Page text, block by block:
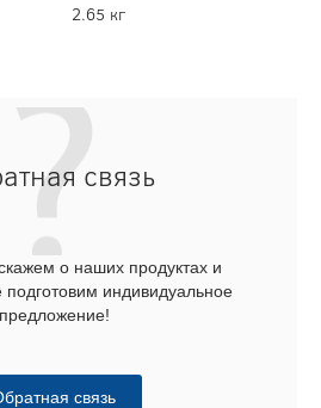
2.65 кг
связь
о наших продуктах и
подготовим индивидуальное
предложение!
связь